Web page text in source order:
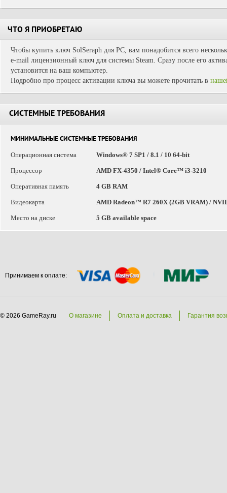
ЧТО Я ПРИОБРЕТАЮ
Чтобы купить ключ SolSeraph для PC, вам понадобится всего
e-mail лицензионный ключ для системы Steam. Сразу после его
установится на ваш компьютер.
Подробно про процесс активации ключа вы можете прочитать в
СИСТЕМНЫЕ ТРЕБОВАНИЯ
МИНИМАЛЬНЫЕ СИСТЕМНЫЕ ТРЕБОВАНИЯ
Операционная система
Windows® 7 SP1 / 8.1 / 10 64-bit
Процессор AMD FX-4350 / Intel® Core™ i3-3210
Оперативная память 4 GB RAM
Видеокарта AMD Radeon™ R7 260X (2GB VRAM) /
Место на диске 5 GB available space
Принимаем к оплате:
© 2026 GameRay.ru О магазине Оплата и доставка Гарантия